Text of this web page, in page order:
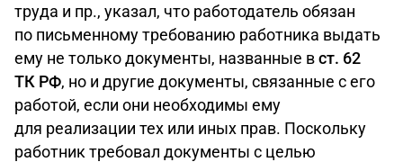
труда и пр., указал, что работодатель обязан
по письменному требованию работника выдать
ему не только документы, названные вст. 62
ТК РФ, но и другие документы, связанные с его
работой, если они необходимы ему
для реализации тех или иных прав. Поскольку
работник требовал документы с целью